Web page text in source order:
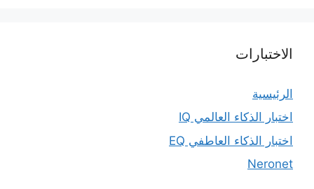
الاختبارات
الرئيسية
اختبار الذكاء العالمي IQ
اختبار الذكاء العاطفي EQ
Neronet